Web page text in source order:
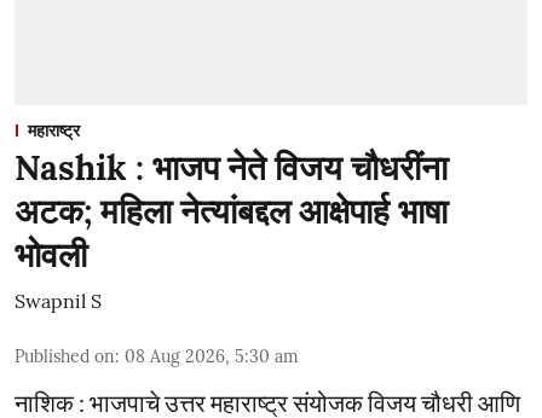
महाराष्ट्र
Nashik : भाजप नेते विजय चौधरींना
अटक; महिला नेत्यांबद्दल आक्षेपार्ह भाषा
भोवली
Swapnil S
Published on: 08 Aug 2026, 5:30 am
नाशिक : भाजपाचे उत्तर महाराष्ट्र संयोजक विजय चौधरी आणि